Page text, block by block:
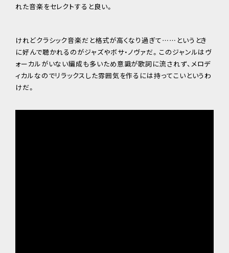
れた音楽をセレクトすると良い。
けれどクラシック音楽だと格式が高くなり過ぎて……というとき
に好んで聴かれるのがジャズやボサ・ノヴァだ。このジャンルはヴ
ォーカルがいない編成も多いため意識が歌詞に流されず、メロデ
ィカルなのでリラックスした雰囲気を作るには持ってこいというわ
けだ。